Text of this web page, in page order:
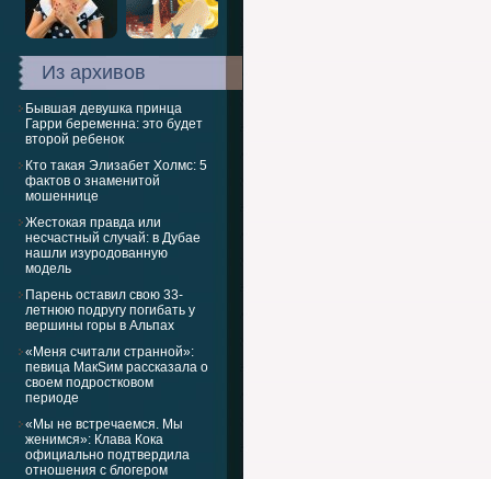
Из архивов
Бывшая девушка принца
Гарри беременна: это будет
второй ребенок
Кто такая Элизабет Холмс: 5
фактов о знаменитой
мошеннице
Жестокая правда или
несчастный случай: в Дубае
нашли изуродованную
модель
Парень оставил свою 33-
летнюю подругу погибать у
вершины горы в Альпах
«Меня считали странной»:
певица МакSим рассказала о
своем подростковом
периоде
«Мы не встречаемся. Мы
женимся»: Клава Кока
официально подтвердила
отношения с блогером